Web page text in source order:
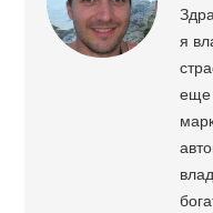
я
еще